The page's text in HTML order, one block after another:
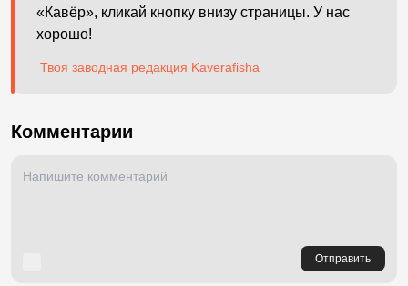
«Кавёр», кликай кнопку внизу страницы. У нас
хорошо!
Твоя заводная редакция Kaverafisha
Комментарии
Отправить